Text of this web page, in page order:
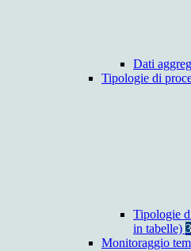
Dati
Tipologie di
Tipologie
in tabelle) 3
Monitoraggio